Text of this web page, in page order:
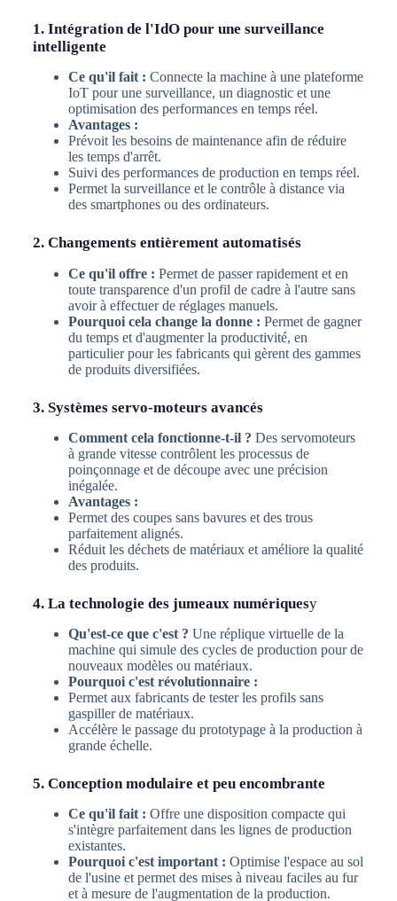
1. Intégration de l'IdO pour une surveillance
intelligente
Ce qu'il fait : Connecte la machine à une plateforme
IoT pour une surveillance, un diagnostic et une
optimisation des performances en temps réel.
Avantages :
Prévoit les besoins de maintenance afin de réduire
les temps d'arrêt.
Suivi des performances de production en temps réel.
Permet la surveillance et le contrôle à distance via
des smartphones ou des ordinateurs.
2. Changements entièrement automatisés
Ce qu'il offre : Permet de passer rapidement et en
toute transparence d'un profil de cadre à l'autre sans
avoir à effectuer de réglages manuels.
Pourquoi cela change la donne : Permet de gagner
du temps et d'augmenter la productivité, en
particulier pour les fabricants qui gèrent des gammes
de produits diversifiées.
3. Systèmes servo-moteurs avancés
Comment cela fonctionne-t-il ? Des servomoteurs
à grande vitesse contrôlent les processus de
poinçonnage et de découpe avec une précision
inégalée.
Avantages :
Permet des coupes sans bavures et des trous
parfaitement alignés.
Réduit les déchets de matériaux et améliore la qualité
des produits.
4. La technologie des jumeaux numériquesy
Qu'est-ce que c'est ? Une réplique virtuelle de la
machine qui simule des cycles de production pour de
nouveaux modèles ou matériaux.
Pourquoi c'est révolutionnaire :
Permet aux fabricants de tester les profils sans
gaspiller de matériaux.
Accélère le passage du prototypage à la production à
grande échelle.
5. Conception modulaire et peu encombrante
Ce qu'il fait : Offre une disposition compacte qui
s'intègre parfaitement dans les lignes de production
existantes.
Pourquoi c'est important : Optimise l'espace au sol
de l'usine et permet des mises à niveau faciles au fur
et à mesure de l'augmentation de la production.